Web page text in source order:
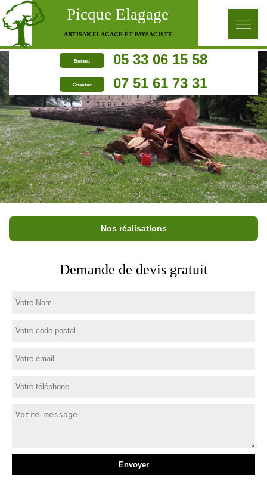
Picque Elagage
ARTISAN ELAGAGE ET PAYSAGISTE
Bureau 05 33 06 15 58
Chantier 07 51 61 73 31
Nos réalisations
Demande de devis gratuit